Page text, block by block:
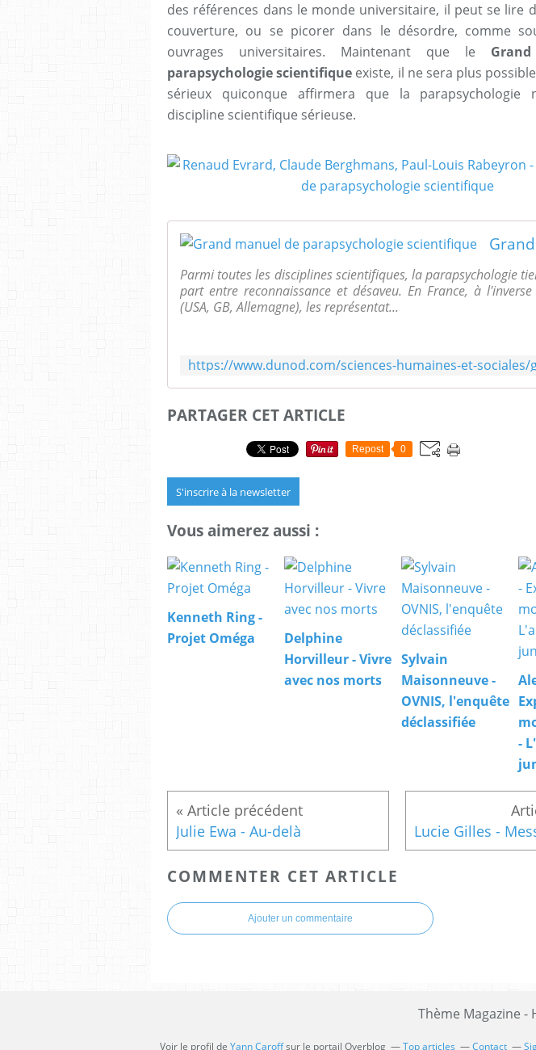
des références dans le monde universitaire, il peut se lire
couverture, ou se picorer dans le désordre, comme
ouvrages universitaires. Maintenant que le
parapsychologie scientifique existe, il ne sera plus
sérieux quiconque affirmera que la parapsychologie
discipline scientifique sérieuse.
Parmi toutes les disciplines scientifiques, la parapsychologie
part entre reconnaissance et désaveu. En France, à
(USA, GB, Allemagne), les représentat...
PARTAGER CET ARTICLE
Repost 0
S'inscrire à la newsletter
Vous aimerez aussi :
Kenneth Ring -
Projet Oméga
Delphine
Horvilleur - Vivre
avec nos morts
Sylvain
Maisonneuve -
OVNIS, l'enquête
déclassifiée
-
Julie Ewa - Au-delà
COMMENTER CET ARTICLE
Ajouter un commentaire
Thème Magazine -
Voir le profil de Yann Caroffsur le portail Overblog Top articles Contact